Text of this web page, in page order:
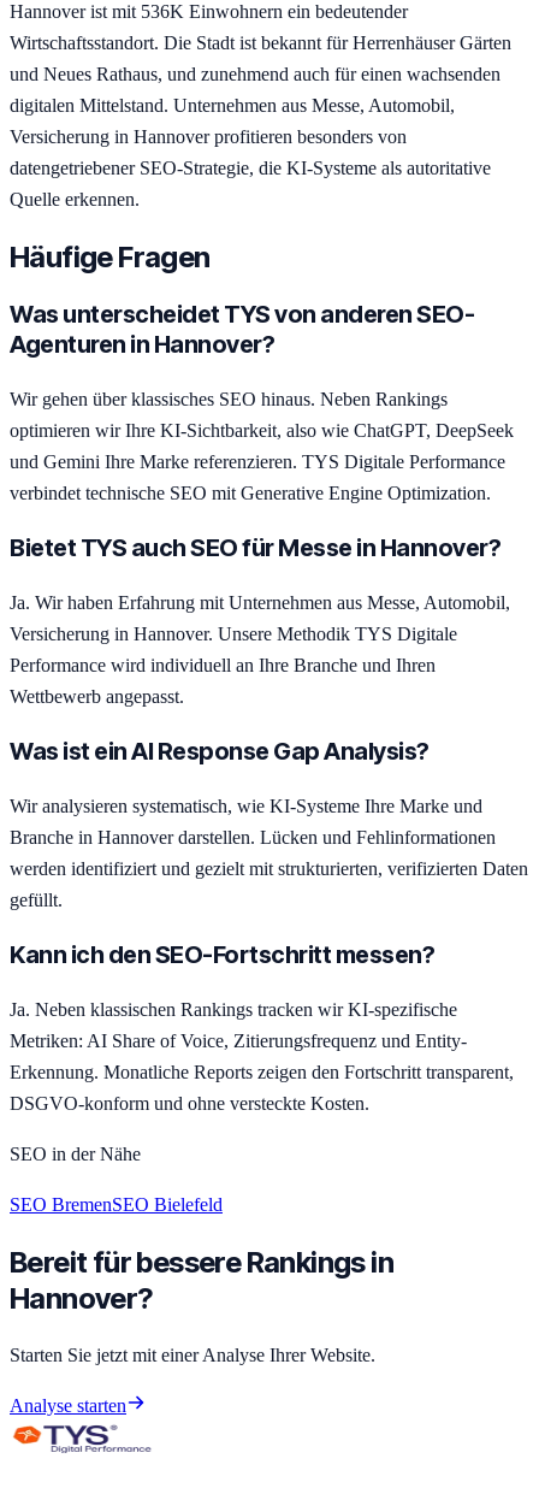
Hannover ist mit 536K Einwohnern ein bedeutender
Wirtschaftsstandort. Die Stadt ist bekannt für Herrenhäuser Gärten
und Neues Rathaus, und zunehmend auch für einen wachsenden
digitalen Mittelstand. Unternehmen aus Messe, Automobil,
Versicherung in Hannover profitieren besonders von
datengetriebener SEO-Strategie, die KI-Systeme als autoritative
Quelle erkennen.
Häufige Fragen
Was unterscheidet TYS von anderen SEO-
Agenturen in Hannover?
Wir gehen über klassisches SEO hinaus. Neben Rankings
optimieren wir Ihre KI-Sichtbarkeit, also wie ChatGPT, DeepSeek
und Gemini Ihre Marke referenzieren. TYS Digitale Performance
verbindet technische SEO mit Generative Engine Optimization.
Bietet TYS auch SEO für Messe in Hannover?
Ja. Wir haben Erfahrung mit Unternehmen aus Messe, Automobil,
Versicherung in Hannover. Unsere Methodik TYS Digitale
Performance wird individuell an Ihre Branche und Ihren
Wettbewerb angepasst.
Was ist ein AI Response Gap Analysis?
Wir analysieren systematisch, wie KI-Systeme Ihre Marke und
Branche in Hannover darstellen. Lücken und Fehlinformationen
werden identifiziert und gezielt mit strukturierten, verifizierten Daten
gefüllt.
Kann ich den SEO-Fortschritt messen?
Ja. Neben klassischen Rankings tracken wir KI-spezifische
Metriken: AI Share of Voice, Zitierungsfrequenz und Entity-
Erkennung. Monatliche Reports zeigen den Fortschritt transparent,
DSGVO-konform und ohne versteckte Kosten.
SEO in der Nähe
SEO BremenSEO Bielefeld
Bereit für bessere Rankings in
Hannover?
Starten Sie jetzt mit einer Analyse Ihrer Website.
Analyse starten